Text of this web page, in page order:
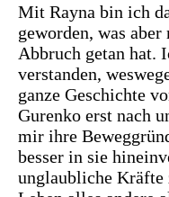
Mit Rayna bin ich
geworden, was
Abbruch getan hat.
verstanden,
ganze Geschichte
Gurenko erst nach
mir ihre
besser in sie
unglaubliche Kräfte